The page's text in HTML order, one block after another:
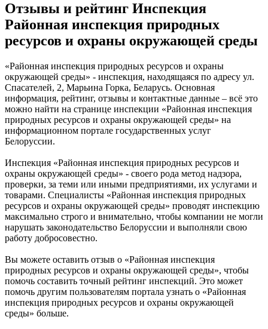
Отзывы и рейтинг Инспекция
Районная инспекция природных
ресурсов и охраны окружающей среды
«Районная инспекция природных ресурсов и охраны
окружающей среды» - инспекция, находящаяся по адресу ул.
Спасателей, 2, Марьина Горка, Беларусь. Основная
информация, рейтинг, отзывы и контактные данные – всё это
можно найти на странице инспекции «Районная инспекция
природных ресурсов и охраны окружающей среды» на
информационном портале государственных услуг
Белоруссии.
Инспекция «Районная инспекция природных ресурсов и
охраны окружающей среды» - своего рода метод надзора,
проверки, за теми или иными предприятиями, их услугами и
товарами. Специалисты «Районная инспекция природных
ресурсов и охраны окружающей среды» проводят инспекцию
максимально строго и внимательно, чтобы компании не могли
нарушать законодательство Белоруссии и выполняли свою
работу добросовестно.
Вы можете оставить отзыв о «Районная инспекция
природных ресурсов и охраны окружающей среды», чтобы
помочь составить точный рейтинг инспекций. Это может
помочь другим пользователям портала узнать о «Районная
инспекция природных ресурсов и охраны окружающей
среды» больше.